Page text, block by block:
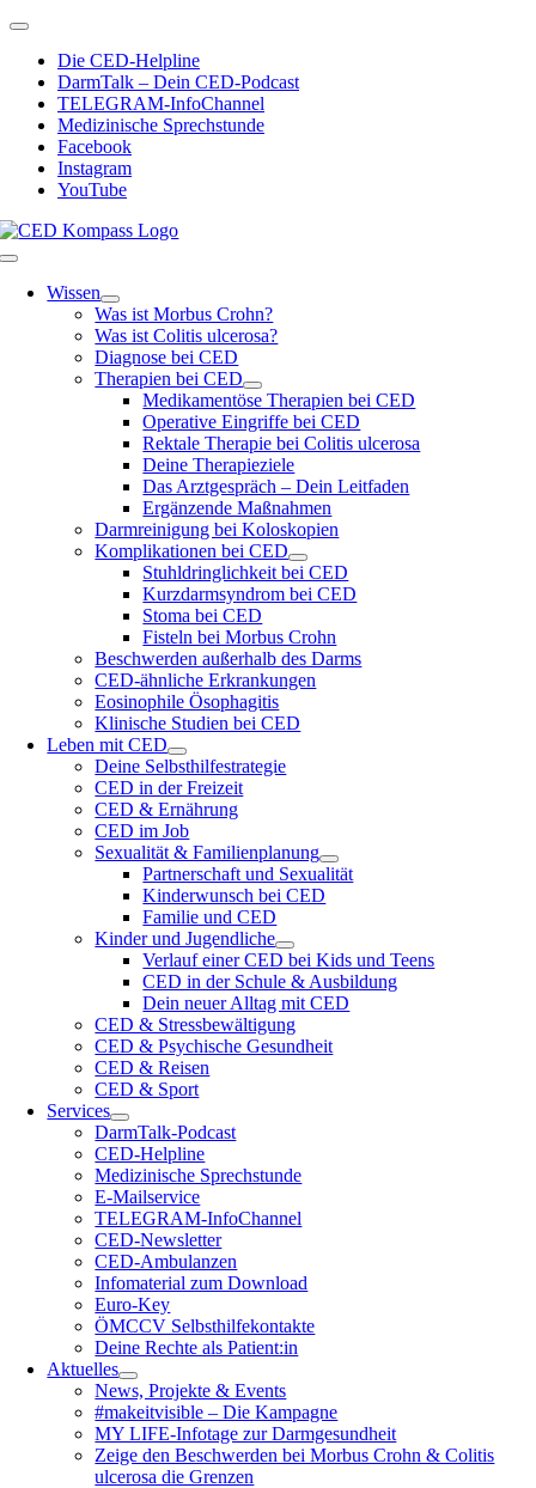
Zum
springen
Toggle
NavigationDie CED-Helpline
DarmTalk – Dein CED-Podcast
TELEGRAM-InfoChannel
Medizinische Sprechstunde
Facebook
Instagram
YouTube
Toggle
NavigationWissen
Was ist Morbus Crohn?
Was ist Colitis ulcerosa?
Diagnose bei CED
Therapien bei CED
Medikamentöse Therapien bei CED
Operative Eingriffe bei CED
Rektale Therapie bei Colitis ulcerosa
Deine Therapieziele
Das Arztgespräch – Dein Leitfaden
Ergänzende Maßnahmen
Darmreinigung bei Koloskopien
Komplikationen bei CED
Stuhldringlichkeit bei CED
Kurzdarmsyndrom bei CED
Stoma bei CED
Fisteln bei Morbus Crohn
Beschwerden außerhalb des Darms
CED-ähnliche Erkrankungen
Eosinophile Ösophagitis
Klinische Studien bei CED
Leben mit CED
Deine Selbsthilfestrategie
CED in der Freizeit
CED & Ernährung
CED im Job
Sexualität & Familienplanung
Partnerschaft und Sexualität
Kinderwunsch bei CED
Familie und CED
Kinder und Jugendliche
Verlauf einer CED bei Kids und Teens
CED in der Schule & Ausbildung
Dein neuer Alltag mit CED
CED & Stressbewältigung
CED & Psychische Gesundheit
CED & Reisen
CED & Sport
Services
DarmTalk-Podcast
CED-Helpline
Medizinische Sprechstunde
E-Mailservice
TELEGRAM-InfoChannel
CED-Newsletter
CED-Ambulanzen
Infomaterial zum Download
Euro-Key
ÖMCCV Selbsthilfekontakte
Deine Rechte als Patient:in
Aktuelles
News, Projekte & Events
#makeitvisible – Die Kampagne
MY LIFE-Infotage zur Darmgesundheit
Zeige den Beschwerden bei Morbus Crohn & Colitis
ulcerosa die Grenzen